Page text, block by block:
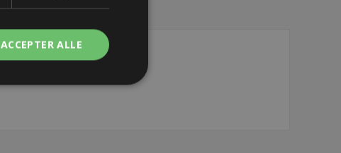
ACCEPTER ALLE